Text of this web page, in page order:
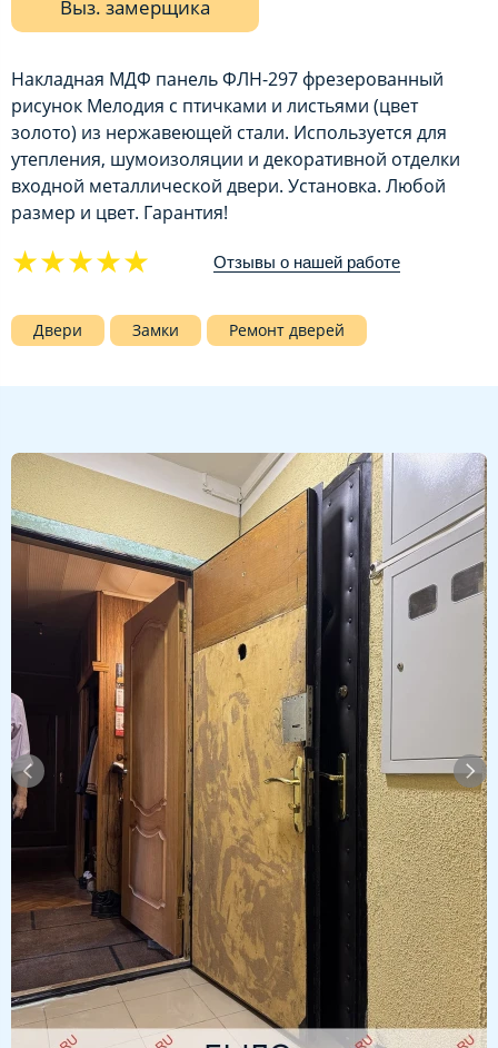
Выз. замерщика
Накладная МДФ панель ФЛН-297 фрезерованный
рисунок Мелодия с птичками и листьями (цвет
золото) из нержавеющей стали. Используется для
утепления, шумоизоляции и декоративной отделки
входной металлической двери. Установка. Любой
размер и цвет. Гарантия!
★★★★★ Отзывы о нашей работе
Двери Замки Ремонт дверей